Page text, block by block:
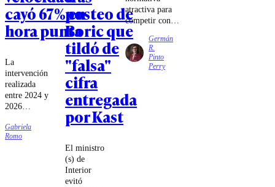
cayó 67% en
hora punta
La
intervención
realizada
entre 2024 y
2026
tradicional
diseño del
Gabriela
Romo
posteo de
Boric que
tildó de
"falsa"
cifra
entregada
por Kast
El ministro
(s) de
Interior
evitó
atractiva para
competir con
los mecanismos
de estabilidad e
invariabilidad
existentes en
especialmente
cuando el
Germán
R.
Pinto
Perry